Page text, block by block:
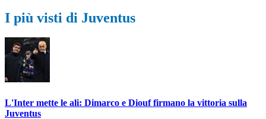
I più visti di Juventus
L'Inter mette le ali: Dimarco e Diouf firmano la vittoria sulla
Juventus